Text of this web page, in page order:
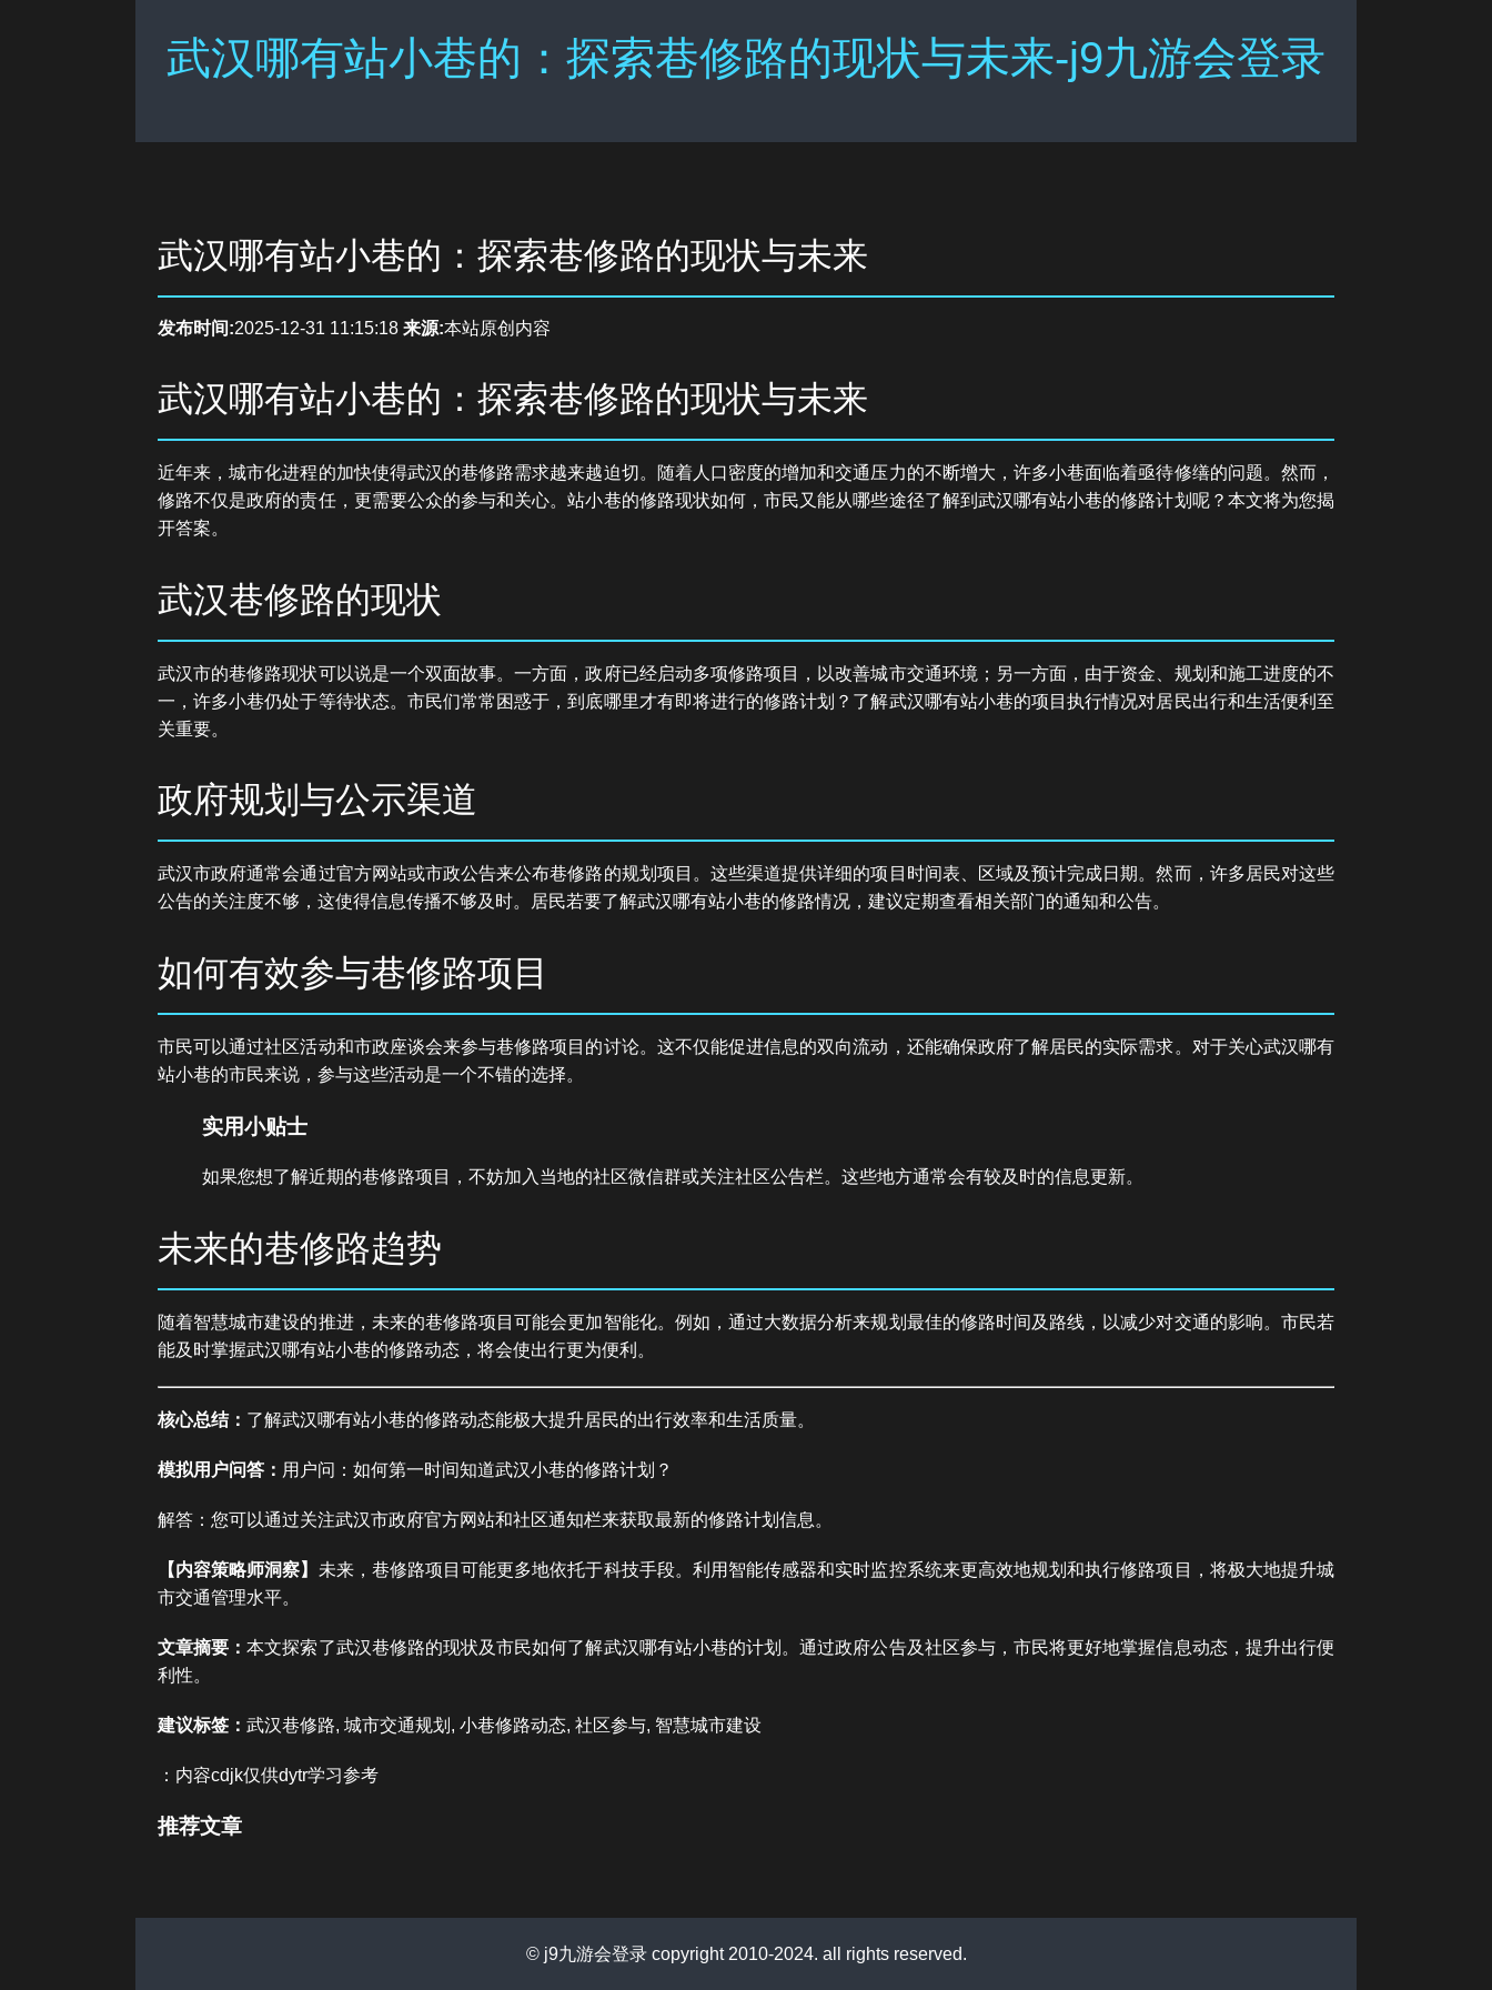
武汉哪有站小巷的：探索巷修路的现状与未来-j9九游会登录
武汉哪有站小巷的：探索巷修路的现状与未来
发布时间:2025-12-31 11:15:18 来源:本站原创内容
武汉哪有站小巷的：探索巷修路的现状与未来
近年来，城市化进程的加快使得武汉的巷修路需求越来越迫切。随着人口密度的增加和交通压力的不断增大，许多小巷面临着亟待修缮的问题。然而，
修路不仅是政府的责任，更需要公众的参与和关心。站小巷的修路现状如何，市民又能从哪些途径了解到武汉哪有站小巷的修路计划呢？本文将为您揭
开答案。
武汉巷修路的现状
武汉市的巷修路现状可以说是一个双面故事。一方面，政府已经启动多项修路项目，以改善城市交通环境；另一方面，由于资金、规划和施工进度的不
一，许多小巷仍处于等待状态。市民们常常困惑于，到底哪里才有即将进行的修路计划？了解武汉哪有站小巷的项目执行情况对居民出行和生活便利至
关重要。
政府规划与公示渠道
武汉市政府通常会通过官方网站或市政公告来公布巷修路的规划项目。这些渠道提供详细的项目时间表、区域及预计完成日期。然而，许多居民对这些
公告的关注度不够，这使得信息传播不够及时。居民若要了解武汉哪有站小巷的修路情况，建议定期查看相关部门的通知和公告。
如何有效参与巷修路项目
市民可以通过社区活动和市政座谈会来参与巷修路项目的讨论。这不仅能促进信息的双向流动，还能确保政府了解居民的实际需求。对于关心武汉哪有
站小巷的市民来说，参与这些活动是一个不错的选择。
实用小贴士
如果您想了解近期的巷修路项目，不妨加入当地的社区微信群或关注社区公告栏。这些地方通常会有较及时的信息更新。
未来的巷修路趋势
随着智慧城市建设的推进，未来的巷修路项目可能会更加智能化。例如，通过大数据分析来规划最佳的修路时间及路线，以减少对交通的影响。市民若
能及时掌握武汉哪有站小巷的修路动态，将会使出行更为便利。
核心总结： 了解武汉哪有站小巷的修路动态能极大提升居民的出行效率和生活质量。
模拟用户问答： 用户问：如何第一时间知道武汉小巷的修路计划？
解答：您可以通过关注武汉市政府官方网站和社区通知栏来获取最新的修路计划信息。
【内容策略师洞察】 未来，巷修路项目可能更多地依托于科技手段。利用智能传感器和实时监控系统来更高效地规划和执行修路项目，将极大地提升城
市交通管理水平。
文章摘要：本文探索了武汉巷修路的现状及市民如何了解武汉哪有站小巷的计划。通过政府公告及社区参与，市民将更好地掌握信息动态，提升出行便
利性。
建议标签： 武汉巷修路, 城市交通规划, 小巷修路动态, 社区参与, 智慧城市建设
：内容cdjk仅供dytr学习参考
推荐文章
© j9九游会登录 copyright 2010-2024. all rights reserved.